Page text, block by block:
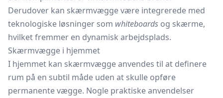
Derudover kan skærmvægge være integrerede med
teknologiske løsninger som whiteboards og skærme,
hvilket fremmer en dynamisk arbejdsplads.
Skærmvægge i hjemmet
I hjemmet kan skærmvægge anvendes til at definere
rum på en subtil måde uden at skulle opføre
permanente vægge. Nogle praktiske anvendelser